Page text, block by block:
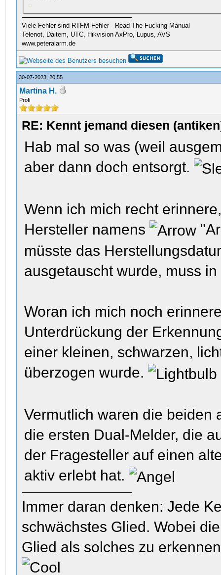
Viele Fehler sind RTFM Fehler - Read The Fucking Manual
Telenot, Daitem, UTC, Hikvision AxPro, Lupus, AVS
www.peteralarm.de
30-07-2023, 20:55
Martina H.
Profi
RE: Kennt jemand diesen
Hab mal so was (weil
aber dann doch entsorgt.
Wenn ich mich recht
Hersteller namens
müsste das
ausgetauscht wurde, muss
Woran ich mich noch
Unterdrückung der
einer kleinen, schwarzen,
überzogen wurde.
Vermutlich waren die beiden
die ersten Dual-Melder, die
der Fragesteller auf einen
aktiv erlebt hat.
Immer daran denken: Jede
schwächstes Glied. Wobei
Glied als solches zu